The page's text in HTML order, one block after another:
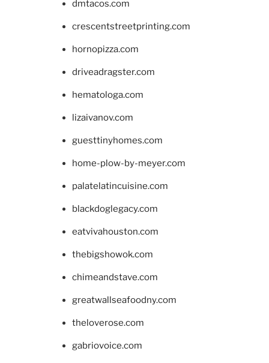
dmtacos.com
crescentstreetprinting.com
hornopizza.com
driveadragster.com
hematologa.com
lizaivanov.com
guesttinyhomes.com
home-plow-by-meyer.com
palatelatincuisine.com
blackdoglegacy.com
eatvivahouston.com
thebigshowok.com
chimeandstave.com
greatwallseafoodny.com
theloverose.com
gabriovoice.com